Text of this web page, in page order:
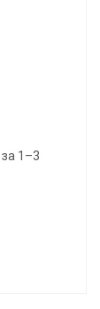
за 1–3